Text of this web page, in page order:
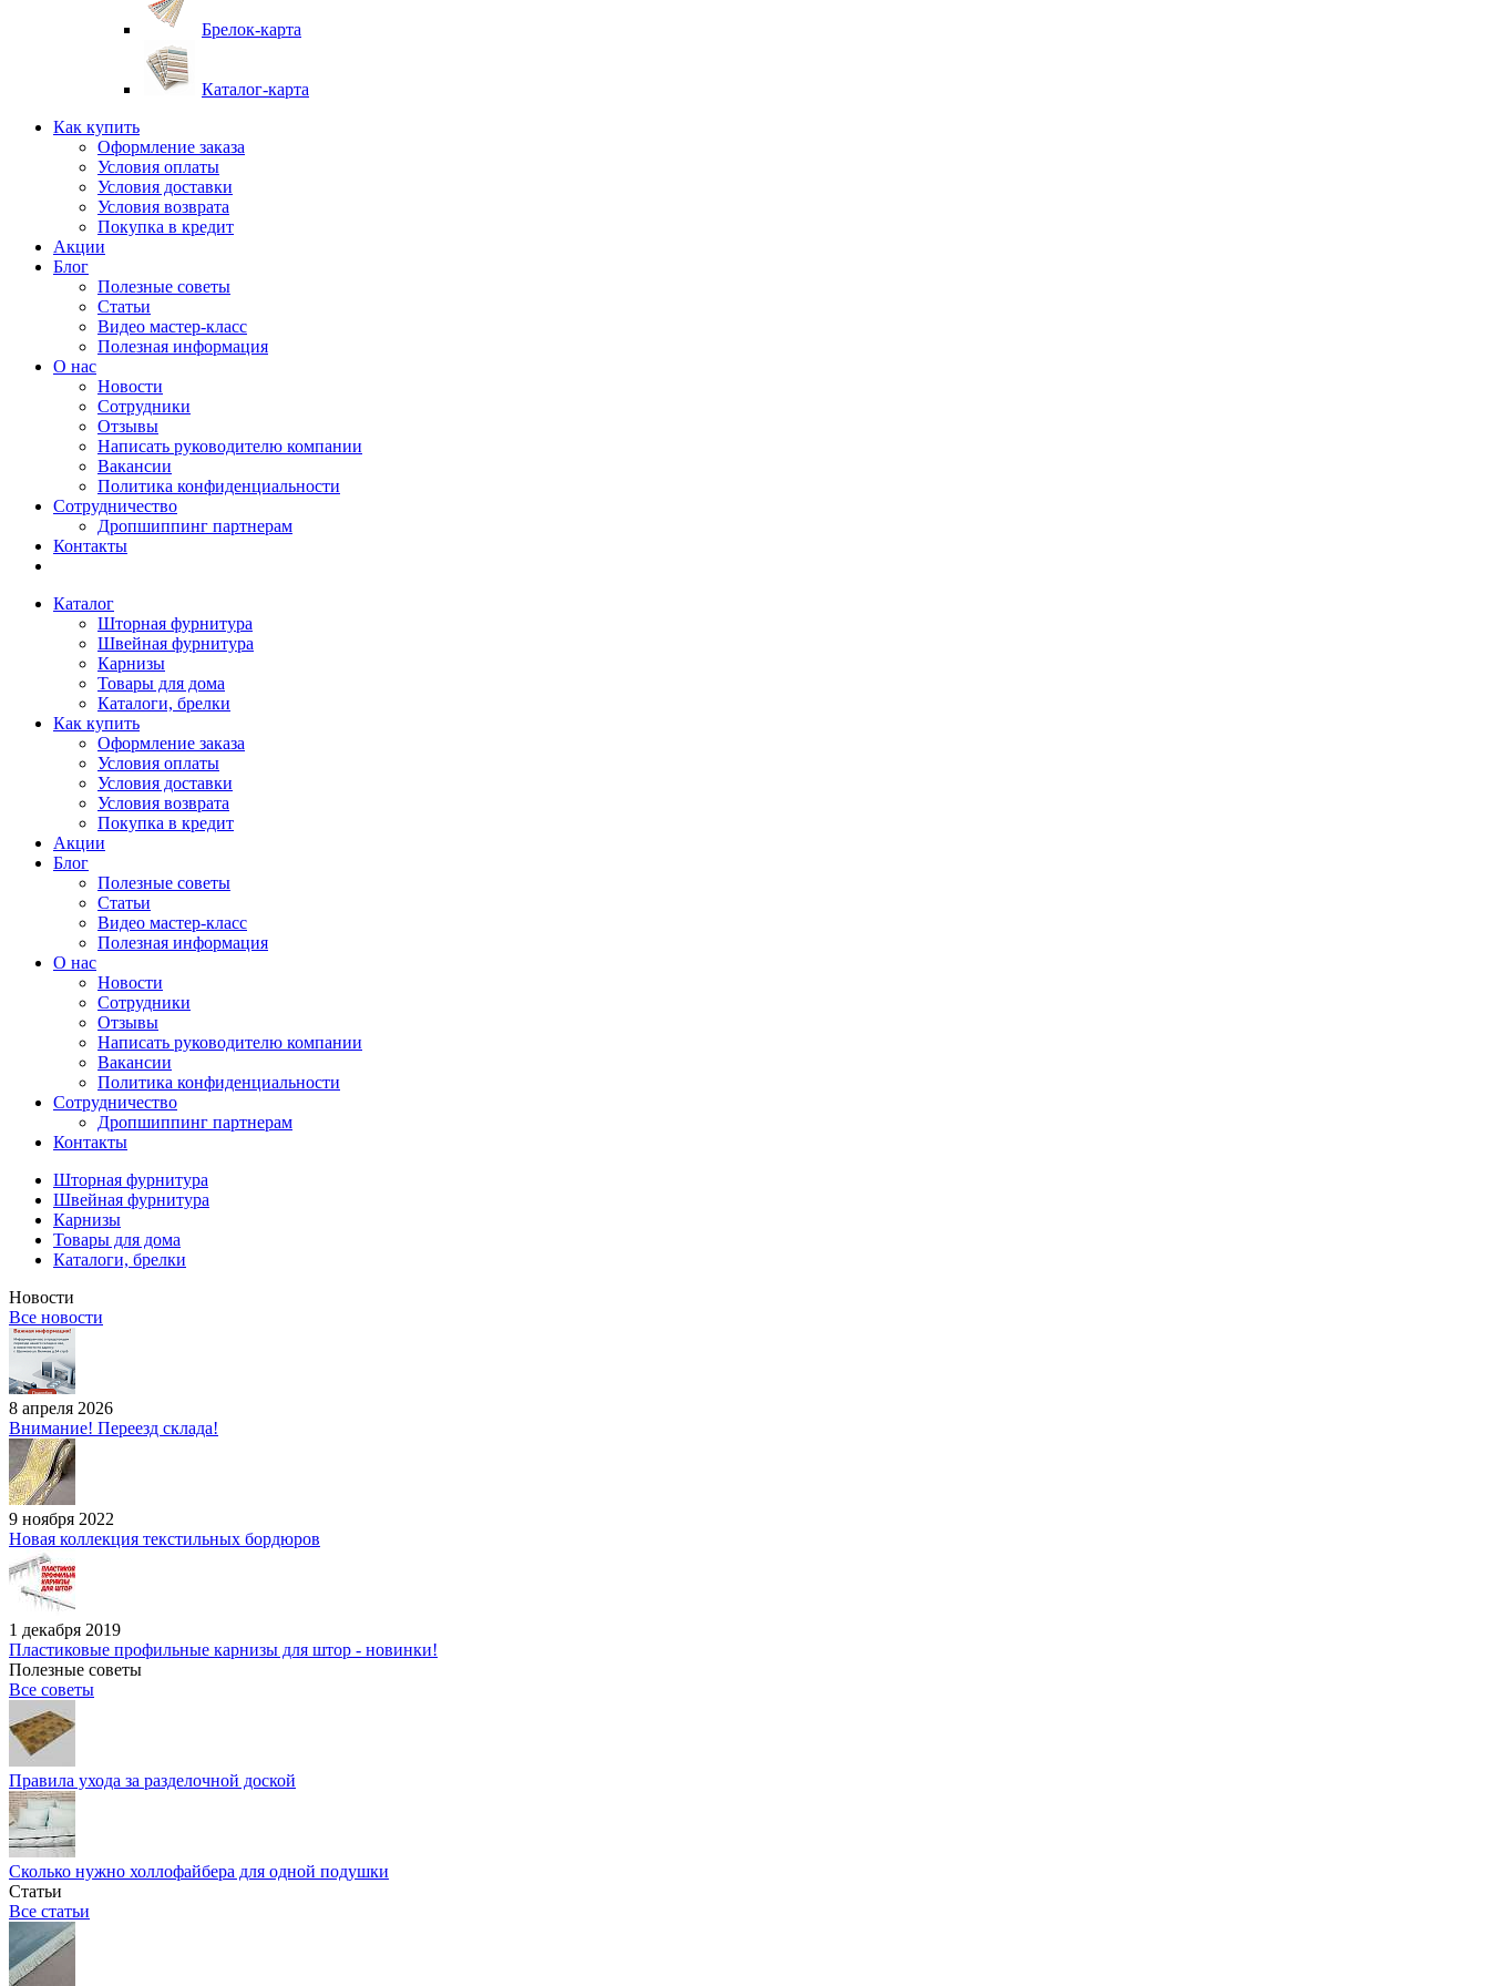
Брелок-карта
Каталог-карта
Как купить
Оформление заказа
Условия оплаты
Условия доставки
Условия возврата
Покупка в кредит
Акции
Блог
Полезные советы
Статьи
Видео мастер-класс
Полезная информация
О нас
Новости
Сотрудники
Отзывы
Написать руководителю компании
Вакансии
Политика конфиденциальности
Сотрудничество
Дропшиппинг партнерам
Контакты
Каталог
Шторная фурнитура
Швейная фурнитура
Карнизы
Товары для дома
Каталоги, брелки
Как купить
Оформление заказа
Условия оплаты
Условия доставки
Условия возврата
Покупка в кредит
Акции
Блог
Полезные советы
Статьи
Видео мастер-класс
Полезная информация
О нас
Новости
Сотрудники
Отзывы
Написать руководителю компании
Вакансии
Политика конфиденциальности
Сотрудничество
Дропшиппинг партнерам
Контакты
Шторная фурнитура
Швейная фурнитура
Карнизы
Товары для дома
Каталоги, брелки
Новости
Все новости
8 апреля 2026
Внимание! Переезд склада!
9 ноября 2022
Новая коллекция текстильных бордюров
1 декабря 2019
Пластиковые профильные карнизы для штор - новинки!
Полезные советы
Все советы
Правила ухода за разделочной доской
Сколько нужно холлофайбера для одной подушки
Статьи
Все статьи